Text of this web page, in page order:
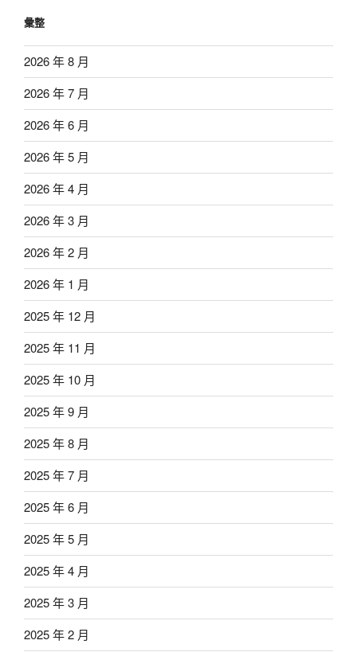
彙整
2026 年 8 月
2026 年 7 月
2026 年 6 月
2026 年 5 月
2026 年 4 月
2026 年 3 月
2026 年 2 月
2026 年 1 月
2025 年 12 月
2025 年 11 月
2025 年 10 月
2025 年 9 月
2025 年 8 月
2025 年 7 月
2025 年 6 月
2025 年 5 月
2025 年 4 月
2025 年 3 月
2025 年 2 月